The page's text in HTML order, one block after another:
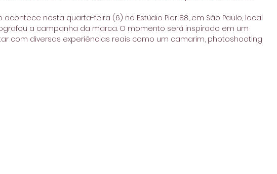
nesta quarta-feira (6) no Estúdio Pier 88, em São Paulo, local
a campanha da marca. O momento será inspirado em um
com diversas experiências reais como um camarim, photoshooting